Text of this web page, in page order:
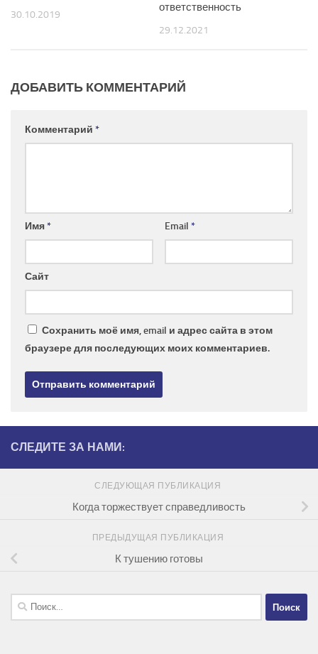
30.10.2019
ответственность
29.12.2021
ДОБАВИТЬ КОММЕНТАРИЙ
Комментарий *
Имя* Email *
Сайт
Сохранить моё имя, email и адрес сайта в этом
браузере для последующих моих комментариев.
СЛЕДИТЕ ЗА НАМИ:
СЛЕДУЮЩАЯ ПУБЛИКАЦИЯ
Когда торжествует справедливость
ПРЕДЫДУЩАЯ ПУБЛИКАЦИЯ
К тушению готовы
Найти: